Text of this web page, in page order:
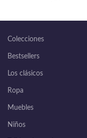
Colecciones
Bestsellers
Los clásicos
Ropa
Muebles
Niños